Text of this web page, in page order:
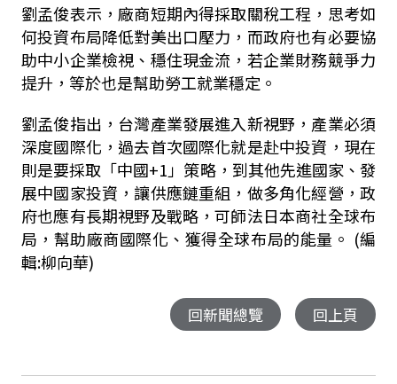
劉孟俊表示，廠商短期內得採取關稅工程，思考如
何投資布局降低對美出口壓力，而政府也有必要協
助中小企業檢視、穩住現金流，若企業財務競爭力
提升，等於也是幫助勞工就業穩定。
劉孟俊指出，台灣產業發展進入新視野，產業必須
深度國際化，過去首次國際化就是赴中投資，現在
則是要採取「中國+1」策略，到其他先進國家、發
展中國家投資，讓供應鏈重組，做多角化經營，政
府也應有長期視野及戰略，可師法日本商社全球布
局，幫助廠商國際化、獲得全球布局的能量。 (編
輯:柳向華)
回新聞總覽 回上頁